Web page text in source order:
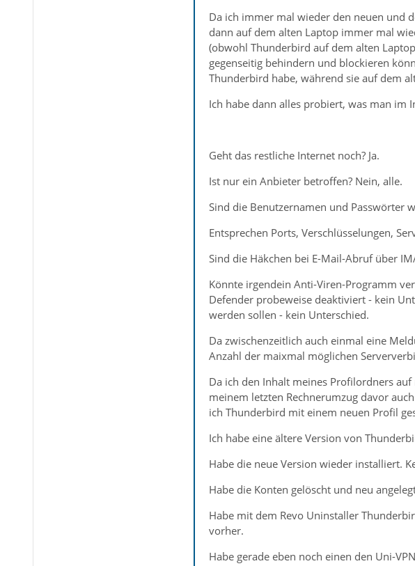
Da ich immer mal wieder den neuen und
dann auf dem alten Laptop immer mal
(obwohl Thunderbird auf dem alten
gegenseitig behindern und blockieren
Thunderbird habe, während sie auf dem
Ich habe dann alles probiert, was man im
Geht das restliche Internet noch? Ja.
Ist nur ein Anbieter betroffen? Nein, alle.
Sind die Benutzernamen und Passwörter
Entsprechen Ports, Verschlüsselungen,
Sind die Häkchen bei E-Mail-Abruf über
Könnte irgendein Anti-Viren-Programm
Defender probeweise deaktiviert - kein
werden sollen - kein Unterschied.
Da zwischenzeitlich auch einmal eine
Anzahl der maixmal möglichen
Da ich den Inhalt meines Profilordners
meinem letzten Rechnerumzug davor
ich Thunderbird mit einem neuen Profil
Ich habe eine ältere Version von
Habe die neue Version wieder installiert.
Habe die Konten gelöscht und neu
Habe mit dem Revo Uninstaller
vorher.
Habe gerade eben noch einen den Uni-